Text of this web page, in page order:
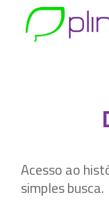
Acesso ao
simples busca.